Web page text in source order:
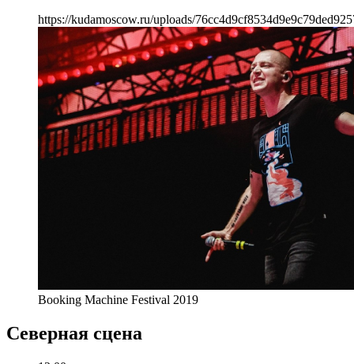
https://kudamoscow.ru/uploads/
Booking Machine Festival 2019
Северная сцена